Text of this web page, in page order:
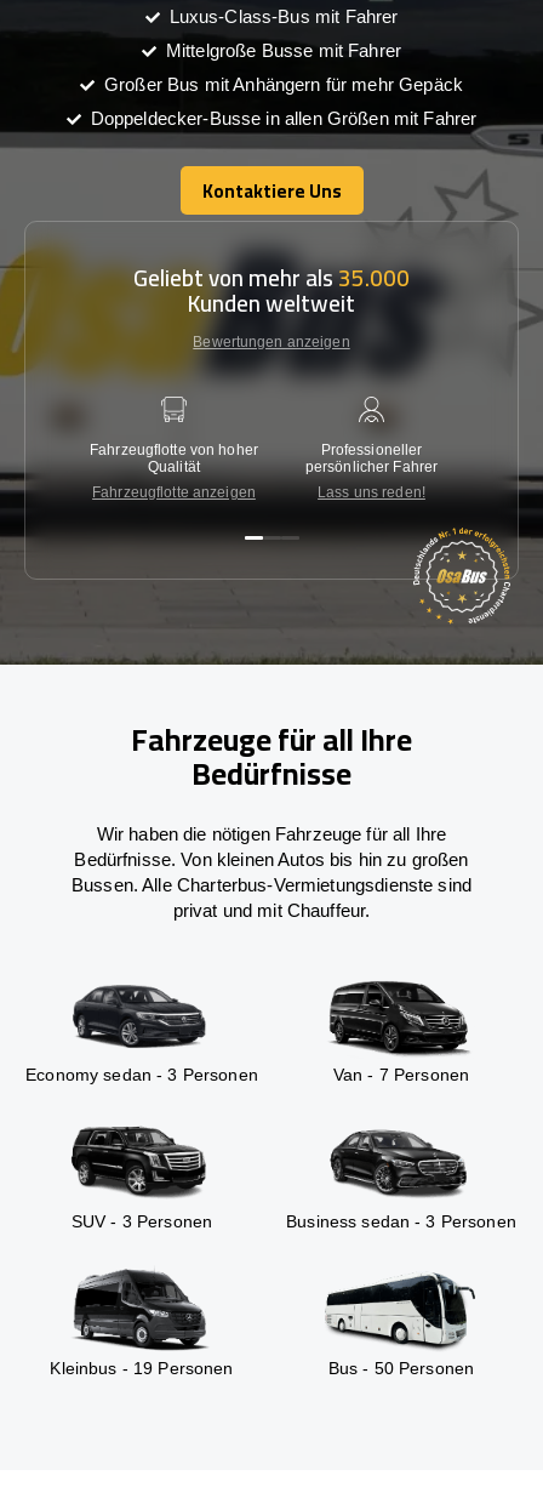
Luxus-Class-Bus mit Fahrer
Mittelgroße Busse mit Fahrer
Großer Bus mit Anhängern für mehr Gepäck
Doppeldecker-Busse in allen Größen mit Fahrer
Kontaktiere Uns
Kontaktiere Uns
Geliebt von mehr als35.000
Kunden weltweit
Bewertungen anzeigen
Fahrzeugflotte von hoher
Qualität
Fahrzeugflotte anzeigen
Professioneller
persönlicher Fahrer
Lass uns reden!
Fahrzeuge für all Ihre
Bedürfnisse
Wir haben die nötigen Fahrzeuge für all Ihre
Bedürfnisse. Von kleinen Autos bis hin zu großen
Bussen. Alle Charterbus-Vermietungsdienste sind
privat und mit Chauffeur.
Economy sedan - 3 Personen Van - 7 Personen
SUV - 3 Personen Business sedan - 3 Personen
Kleinbus - 19 Personen Bus - 50 Personen